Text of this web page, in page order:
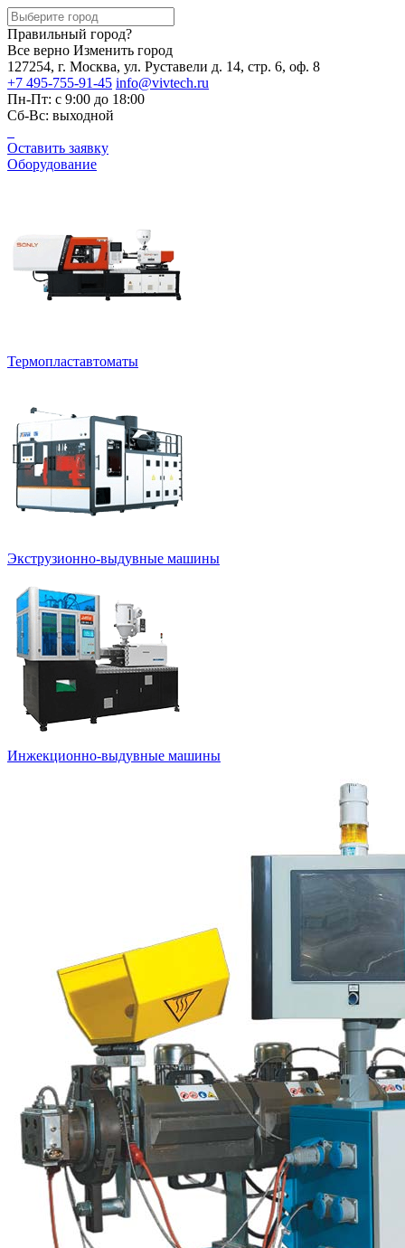
Правильный город?
Все верно Изменить город
127254, г. Москва, ул. Руставели д. 14, стр. 6, оф. 8
+7 495-755-91-45 info@vivtech.ru
Пн-Пт: с 9:00 до 18:00
Сб-Вс: выходной
Оставить заявку
Оборудование
Термопластавтоматы
Экструзионно-выдувные машины
Инжекционно-выдувные машины